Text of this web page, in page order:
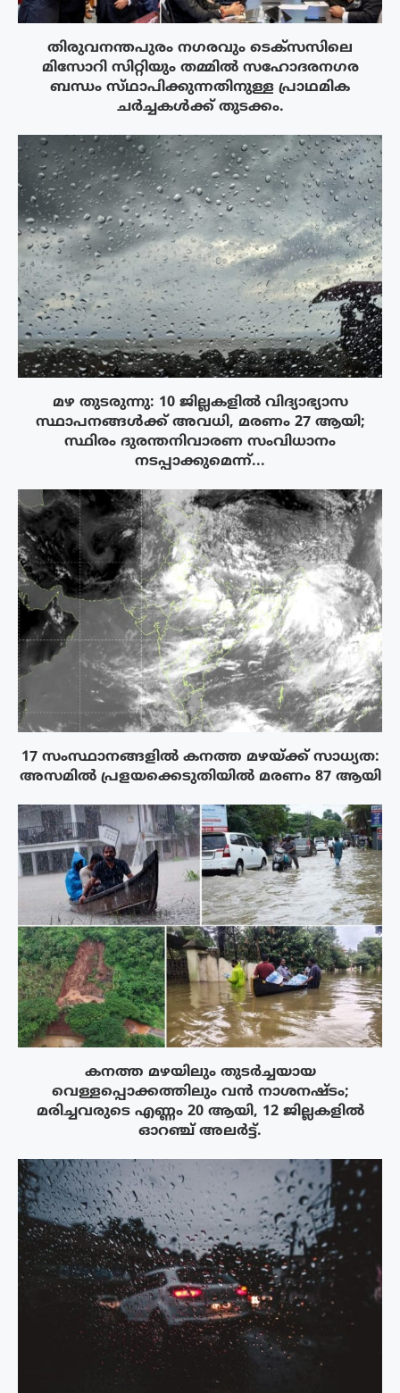
തിരുവനന്തപുരം നഗരവും ടെക്‌സസിലെ
മിസോറി സിറ്റിയും തമ്മിൽ സഹോദരനഗര
ബന്ധം സ്‌ഥാപിക്കുന്നതിനുള്ള പ്രാഥമിക
ചർച്ചകൾക്ക് തുടക്കം.
മഴ തുടരുന്നു: 10 ജില്ലകളിൽ വിദ്യാഭ്യാസ
സ്ഥാപനങ്ങൾക്ക് അവധി, മരണം 27 ആയി;
സ്ഥിരം ദുരന്തനിവാരണ സംവിധാനം
നടപ്പാക്കുമെന്ന്...
17 സംസ്ഥാനങ്ങളിൽ കനത്ത മഴയ്ക്ക് സാധ്യത:
അസമിൽ പ്രളയക്കെടുതിയിൽ മരണം 87 ആയി
കനത്ത മഴയിലും തുടർച്ചയായ
വെള്ളപ്പൊക്കത്തിലും വൻ നാശനഷ്ടം;
മരിച്ചവരുടെ എണ്ണം 20 ആയി, 12 ജില്ലകളിൽ
ഓറഞ്ച് അലർട്ട്.